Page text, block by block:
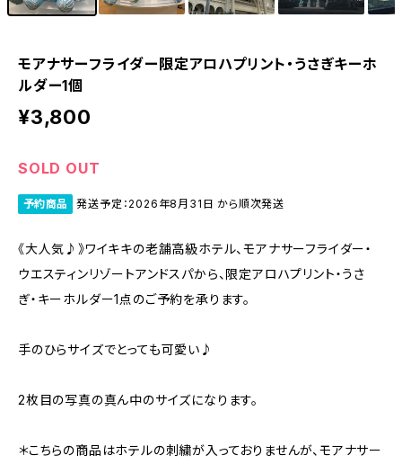
モアナサーフライダー限定アロハプリント・うさぎキーホ
ルダー1個
¥3,800
SOLD OUT
予約商品 発送予定：2026年8月31日 から順次発送
《大人気♪》ワイキキの老舗高級ホテル、モアナサーフライダー・
ウエスティンリゾートアンドスパから、限定アロハプリント・うさ
ぎ・キーホルダー1点のご予約を承ります。
手のひらサイズでとっても可愛い♪
2枚目の写真の真ん中のサイズになります。
＊こちらの商品はホテルの刺繍が入っておりませんが、モアナサー